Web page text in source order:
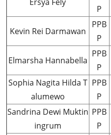
P
Kevin Rei Darmawan
PPB
P
Elmarsha Hannabella
PPB
P
Sophia Nagita Hilda T
alumewo
PPB
P
Sandrina Dewi Muktin
ingrum
PPB
P